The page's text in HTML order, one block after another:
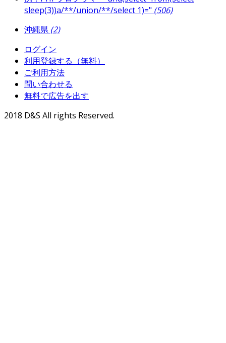
sleep(3))a/**/union/**/select 1)=" (506)
沖縄県 (2)
ログイン
利用登録する（無料）
ご利用方法
問い合わせる
無料で広告を出す
2018 D&S All rights Reserved.